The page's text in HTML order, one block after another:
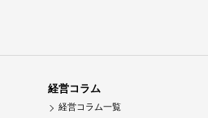
経営コラム
経営コラム一覧